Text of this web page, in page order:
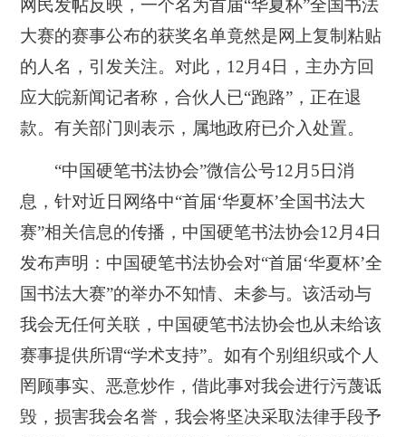
网民发帖反映，一个名为首届“华夏杯”全国书法
大赛的赛事公布的获奖名单竟然是网上复制粘贴
的人名，引发关注。对此，12月4日，主办方回
应大皖新闻记者称，合伙人已“跑路”，正在退
款。有关部门则表示，属地政府已介入处置。
“中国硬笔书法协会”微信公号12月5日消
息，针对近日网络中“首届‘华夏杯’全国书法大
赛”相关信息的传播，中国硬笔书法协会12月4日
发布声明：中国硬笔书法协会对“首届‘华夏杯’全
国书法大赛”的举办不知情、未参与。该活动与
我会无任何关联，中国硬笔书法协会也从未给该
赛事提供所谓“学术支持”。如有个别组织或个人
罔顾事实、恶意炒作，借此事对我会进行污蔑诋
毁，损害我会名誉，我会将坚决采取法律手段予